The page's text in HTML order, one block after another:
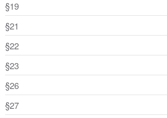
§19
§21
§22
§23
§26
§27